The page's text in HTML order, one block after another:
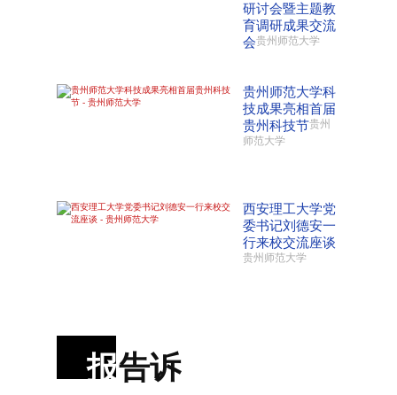
研讨会暨主题教
育调研成果交流
会贵州师范大学
贵州师范大学科
技成果亮相首届
贵州科技节贵州
师范大学
西安理工大学党
委书记刘德安一
行来校交流座谈
贵州师范大学
报告诉